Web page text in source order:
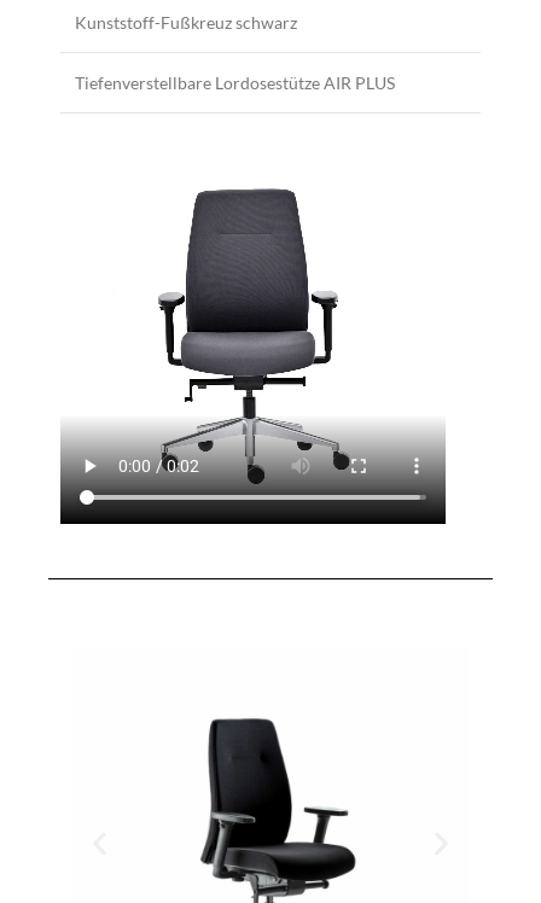
Kunststoff-Fußkreuz schwarz
Tiefenverstellbare Lordosestütze AIR PLUS